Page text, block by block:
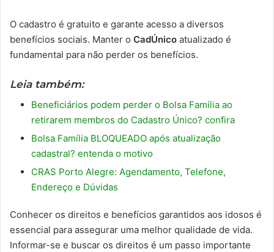
O cadastro é gratuito e garante acesso a diversos
benefícios sociais. Manter o CadÚnico atualizado é
fundamental para não perder os benefícios.
Leia também:
Beneficiários podem perder o Bolsa Família ao
retirarem membros do Cadastro Único? confira
Bolsa Família BLOQUEADO após atualização
cadastral? entenda o motivo
CRAS Porto Alegre: Agendamento, Telefone,
Endereço e Dúvidas
Conhecer os direitos e benefícios garantidos aos idosos é
essencial para assegurar uma melhor qualidade de vida.
Informar-se e buscar os direitos é um passo importante